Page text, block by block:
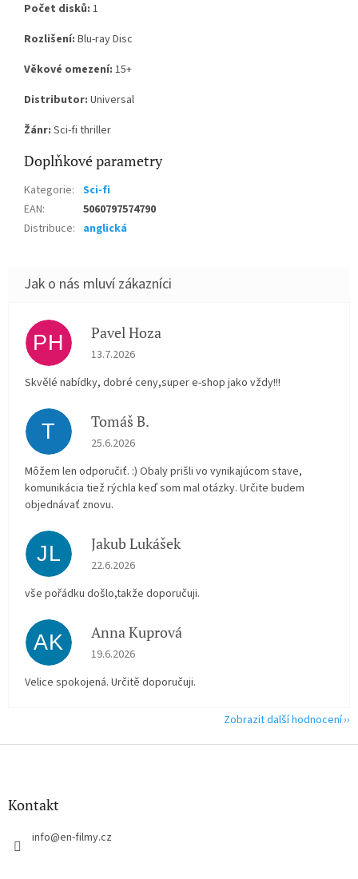
Počet disků: 1
Rozlišení: Blu-ray Disc
Věkové omezení: 15+
Distributor: Universal
Žánr: Sci-fi thriller
Doplňkové parametry
Kategorie: Sci-fi
EAN:
5060797574790
Distribuce: anglická
PH Pavel Hoza
Hodnocení obchodu je 5 z 5 hvězdiček.
13.7.2026
Skvělé nabídky, dobré ceny,super e-shop jako vždy!!!
T Tomáš B.
Hodnocení obchodu je 5 z 5 hvězdiček.
25.6.2026
Môžem len odporučiť. :) Obaly prišli vo vynikajúcom stave,
komunikácia tiež rýchla keď som mal otázky. Určite budem
objednávať znovu.
JL Jakub Lukášek
Hodnocení obchodu je 5 z 5 hvězdiček.
22.6.2026
vše pořádku došlo,takže doporučuji.
AK Anna Kuprová
Hodnocení obchodu je 5 z 5 hvězdiček.
19.6.2026
Velice spokojená. Určitě doporučuji.
Zobrazit další hodnocení
Z
Kontakt
info@en-filmy.cz